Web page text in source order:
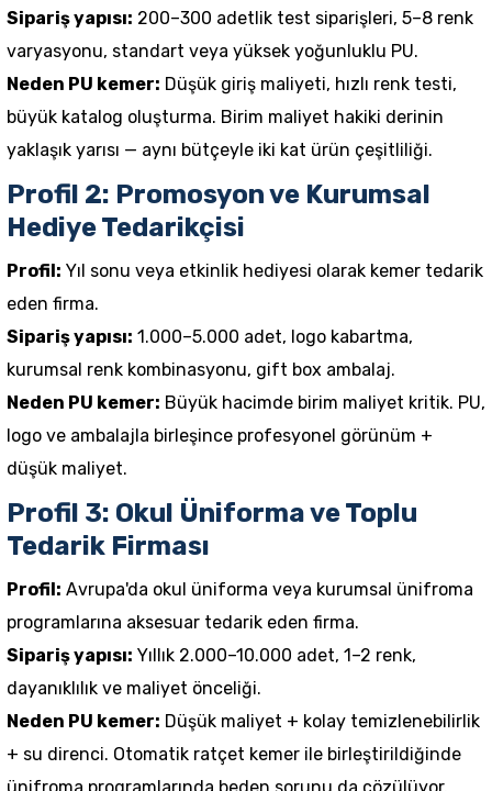
Sipariş yapısı: 200–300 adetlik test siparişleri, 5–8 renk
varyasyonu, standart veya yüksek yoğunluklu PU.
Neden PU kemer: Düşük giriş maliyeti, hızlı renk testi,
büyük katalog oluşturma. Birim maliyet hakiki derinin
yaklaşık yarısı — aynı bütçeyle iki kat ürün çeşitliliği.
Profil 2: Promosyon ve Kurumsal
Hediye Tedarikçisi
Profil: Yıl sonu veya etkinlik hediyesi olarak kemer tedarik
eden firma.
Sipariş yapısı: 1.000–5.000 adet, logo kabartma,
kurumsal renk kombinasyonu, gift box ambalaj.
Neden PU kemer: Büyük hacimde birim maliyet kritik. PU,
logo ve ambalajla birleşince profesyonel görünüm +
düşük maliyet.
Profil 3: Okul Üniforma ve Toplu
Tedarik Firması
Profil: Avrupa'da okul üniforma veya kurumsal ünifroma
programlarına aksesuar tedarik eden firma.
Sipariş yapısı: Yıllık 2.000–10.000 adet, 1–2 renk,
dayanıklılık ve maliyet önceliği.
Neden PU kemer: Düşük maliyet + kolay temizlenebilirlik
+ su direnci. Otomatik ratçet kemer ile birleştirildiğinde